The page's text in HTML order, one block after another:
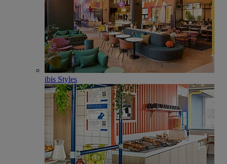
ibis Styles